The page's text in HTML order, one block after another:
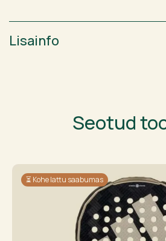
Lisainfo
Seotud
⏳ Kohe lattu saabumas